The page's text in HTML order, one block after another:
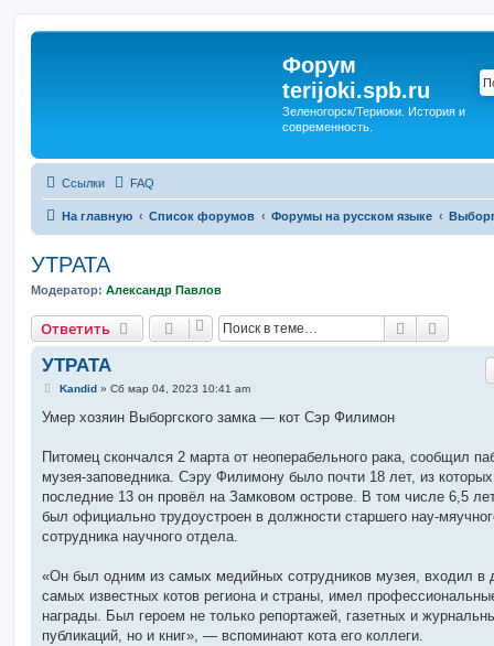
Форум
terijoki.spb.ru
Зеленогорск/Териоки. История и
современность.
Ссылки FAQ
На главную Список форумов Форумы на русском языке
УТРАТА
Модератор: Александр Павлов
Ответить Поиск
УТРАТА
С
о
е
и
е
Kandid» Сб мар 04, 2023 10:41 am
Умер хозяин Выборгского замка — кот Сэр Филимон
Питомец скончался 2 марта от неоперабельного рака, сообщил
музея-заповедника. Сэру Филимону было почти 18 лет, из которых
последние 13 он провёл на Замковом острове. В том числе 6,5
был официально трудоустроен в должности старшего нау-
сотрудника научного отдела.
«Он был одним из самых медийных сотрудников музея, входил в
самых известных котов региона и страны, имел
награды. Был героем не только репортажей, газетных и
публикаций, но и книг», — вспоминают кота его коллеги.